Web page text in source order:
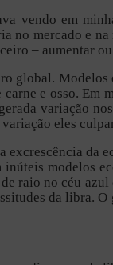
vendo em
no mercado e
– aumentar
global. Modelos
e osso.
variação
eles
excrescência
modelos
raio no céu
da libra.